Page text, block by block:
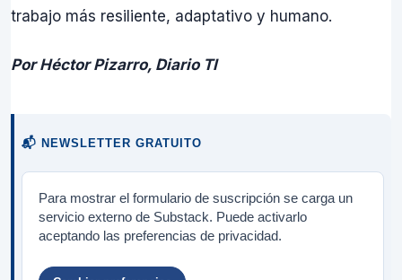
trabajo más resiliente, adaptativo y humano.
Por Héctor Pizarro, Diario TI
📬 NEWSLETTER GRATUITO
Para mostrar el formulario de suscripción se carga un
servicio externo de Substack. Puede activarlo
aceptando las preferencias de privacidad.